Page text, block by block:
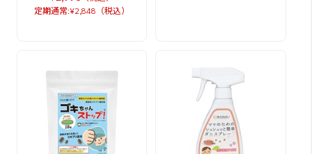
定期通常:¥2,848（税込）